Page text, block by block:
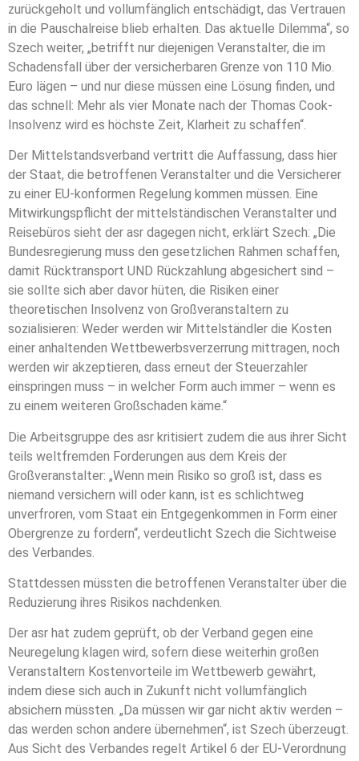
zurückgeholt und vollumfänglich entschädigt, das Vertrauen
in die Pauschalreise blieb erhalten. Das aktuelle Dilemma“, so
Szech weiter, „betrifft nur diejenigen Veranstalter, die im
Schadensfall über der versicherbaren Grenze von 110 Mio.
Euro lägen – und nur diese müssen eine Lösung finden, und
das schnell: Mehr als vier Monate nach der Thomas Cook-
Insolvenz wird es höchste Zeit, Klarheit zu schaffen“.
Der Mittelstandsverband vertritt die Auffassung, dass hier
der Staat, die betroffenen Veranstalter und die Versicherer
zu einer EU-konformen Regelung kommen müssen. Eine
Mitwirkungspflicht der mittelständischen Veranstalter und
Reisebüros sieht der asr dagegen nicht, erklärt Szech: „Die
Bundesregierung muss den gesetzlichen Rahmen schaffen,
damit Rücktransport UND Rückzahlung abgesichert sind –
sie sollte sich aber davor hüten, die Risiken einer
theoretischen Insolvenz von Großveranstaltern zu
sozialisieren: Weder werden wir Mittelständler die Kosten
einer anhaltenden Wettbewerbsverzerrung mittragen, noch
werden wir akzeptieren, dass erneut der Steuerzahler
einspringen muss – in welcher Form auch immer – wenn es
zu einem weiteren Großschaden käme.“
Die Arbeitsgruppe des asr kritisiert zudem die aus ihrer Sicht
teils weltfremden Forderungen aus dem Kreis der
Großveranstalter: „Wenn mein Risiko so groß ist, dass es
niemand versichern will oder kann, ist es schlichtweg
unverfroren, vom Staat ein Entgegenkommen in Form einer
Obergrenze zu fordern“, verdeutlicht Szech die Sichtweise
des Verbandes.
Stattdessen müssten die betroffenen Veranstalter über die
Reduzierung ihres Risikos nachdenken.
Der asr hat zudem geprüft, ob der Verband gegen eine
Neuregelung klagen wird, sofern diese weiterhin großen
Veranstaltern Kostenvorteile im Wettbewerb gewährt,
indem diese sich auch in Zukunft nicht vollumfänglich
absichern müssten. „Da müssen wir gar nicht aktiv werden –
das werden schon andere übernehmen“, ist Szech überzeugt.
Aus Sicht des Verbandes regelt Artikel 6 der EU-Verordnung